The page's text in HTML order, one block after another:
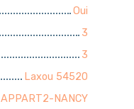
Oui
3
3
Laxou 54520
APPART2-NANCY